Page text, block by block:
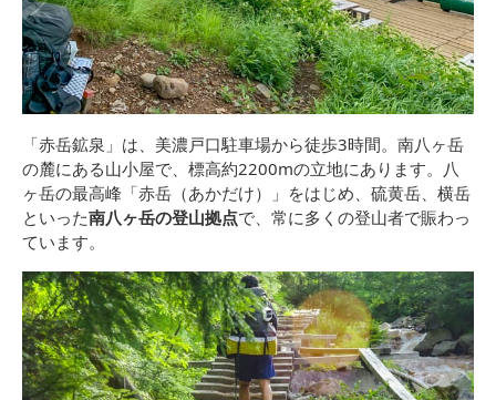
「赤岳鉱泉」は、美濃戸口駐車場から徒歩3時間。南八ヶ岳
の麓にある山小屋で、標高約2200mの立地にあります。八
ヶ岳の最高峰「赤岳（あかだけ）」をはじめ、硫黄岳、横岳
といった南八ヶ岳の登山拠点で、常に多くの登山者で賑わっ
ています。